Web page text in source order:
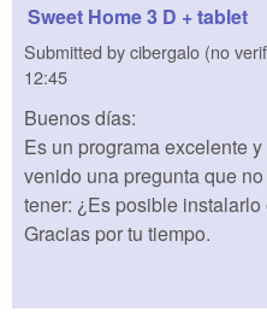
Sweet Home 3 D + tablet
Submitted bycibergalo (no
12:45
Buenos días:
Es un programa excelente
venido una pregunta que
tener: ¿Es posible instalarlo
Gracias por tu tiempo.